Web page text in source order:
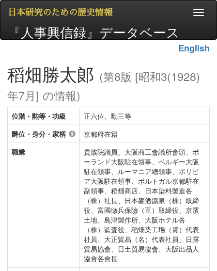
日本研究のための歴史情報
『人事興信録』データベース
English
稻畑勝太郞 (第8版 [昭和3(1928)
年7月] の情報)
位階・勲等・功級
正六位、勳三等
爵位・身分・家柄
京都府在籍
職業
貴族院議員、大阪商工會議所會頭、ポ
ーランド大阪駐在領事、ベルギー大阪
駐在領事、ルーマニア總領事、ボリビ
ア大阪駐在領事、ポルトガル京都駐在
副領事、稻畑商店、日本染料製造各
（株）社長、日本麥酒鑛泉（株）取締
役、富國徵兵保險（互）取締役、京濱
土地、島津製作所、大阪ホテル各
（株）監査役、稻畑染工場（資）代表
社員、大正貿易（名）代表社員、日露
貿易協會、日土貿易協會、大阪出品人
協會各會長